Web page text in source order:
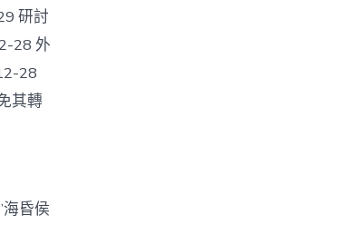
研討
28 外
28
其轉
昏侯